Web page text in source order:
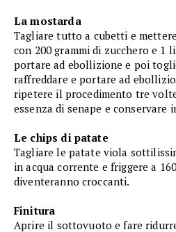
La mostarda
Tagliare tutto a cubetti e
con 200 grammi di zucchero e 1
portare ad ebollizione e poi
raffreddare e portare ad
ripetere il procedimento tre
essenza di senape e conservare
Le chips di patate
Tagliare le patate viola
in acqua corrente e friggere a
diventeranno croccanti.
Finitura
Aprire il sottovuoto e fare